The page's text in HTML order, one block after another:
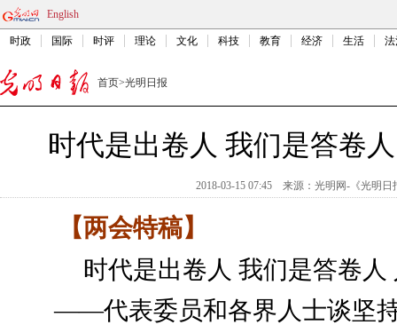
English
时政 国际 时评 理论 文化 科技 教育 经济 生活
首页>光明日报
时代是出卷人 我们是答卷
2018-03-15 07:45 来源： 光明网-《光明日
【两会特稿】
时代是出卷人 我们是答卷人
——代表委员和各界人士谈坚